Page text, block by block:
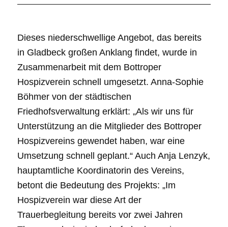
Dieses niederschwellige Angebot, das bereits
in Gladbeck großen Anklang findet, wurde in
Zusammenarbeit mit dem Bottroper
Hospizverein schnell umgesetzt. Anna-Sophie
Böhmer von der städtischen
Friedhofsverwaltung erklärt: „Als wir uns für
Unterstützung an die Mitglieder des Bottroper
Hospizvereins gewendet haben, war eine
Umsetzung schnell geplant.“ Auch Anja Lenzyk,
hauptamtliche Koordinatorin des Vereins,
betont die Bedeutung des Projekts: „Im
Hospizverein war diese Art der
Trauerbegleitung bereits vor zwei Jahren